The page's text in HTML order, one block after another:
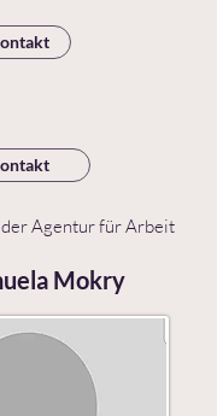
Agentur für Arbeit
Mokry